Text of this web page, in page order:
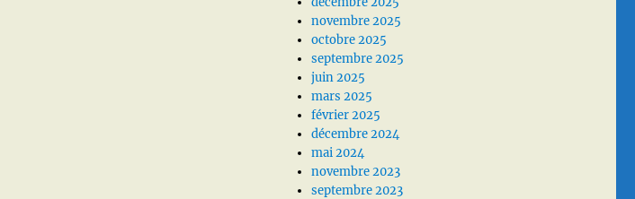
novembre 2025
octobre 2025
septembre 2025
juin 2025
mars 2025
février 2025
décembre 2024
mai 2024
novembre 2023
septembre 2023